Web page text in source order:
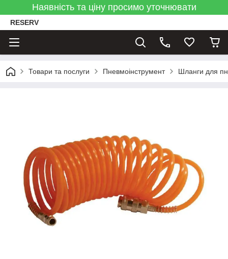
Наявність та ціну просимо уточнювати
RESERV
Товари та послуги Пневмоінструмент Шланги для